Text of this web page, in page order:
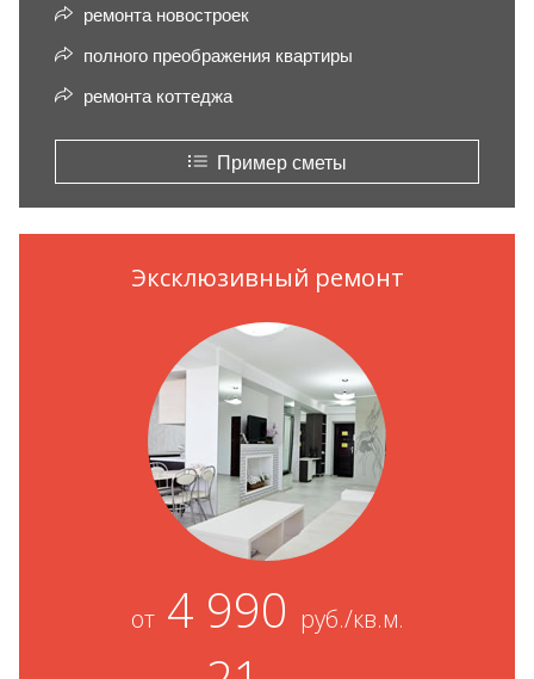
ремонта новостроек
полного преображения квартиры
ремонта коттеджа
Пример сметы
Эксклюзивный ремонт
от4 990 руб./кв.м.